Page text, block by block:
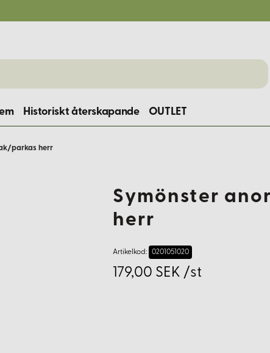
Historiskt återskapande OUTLET
parkas herr
Symönster
herr
Artikelkod: 0201051020
179,00 SEK /st